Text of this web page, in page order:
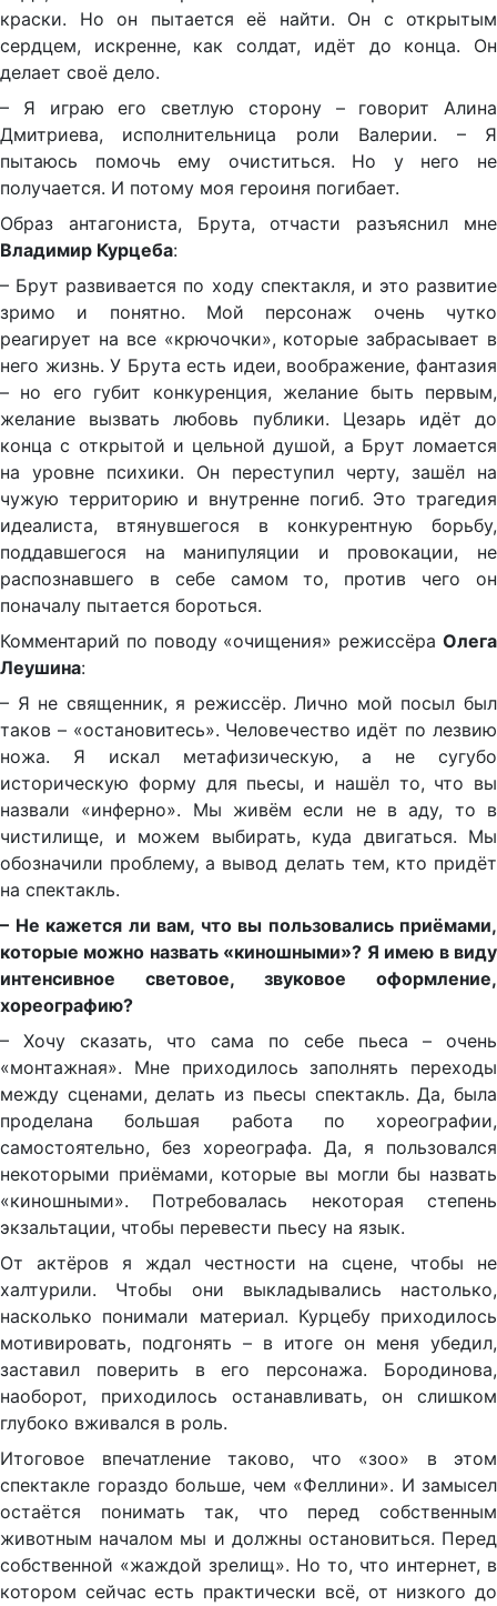
краски. Но он пытается её найти. Он с открытым
сердцем, искренне, как солдат, идёт до конца. Он
делает своё дело.
– Я играю его светлую сторону – говорит Алина
Дмитриева, исполнительница роли Валерии. – Я
пытаюсь помочь ему очиститься. Но у него не
получается. И потому моя героиня погибает.
Образ антагониста, Брута, отчасти разъяснил мне
Владимир Курцеба:
– Брут развивается по ходу спектакля, и это развитие
зримо и понятно. Мой персонаж очень чутко
реагирует на все «крючочки», которые забрасывает в
него жизнь. У Брута есть идеи, воображение, фантазия
– но его губит конкуренция, желание быть первым,
желание вызвать любовь публики. Цезарь идёт до
конца с открытой и цельной душой, а Брут ломается
на уровне психики. Он переступил черту, зашёл на
чужую территорию и внутренне погиб. Это трагедия
идеалиста, втянувшегося в конкурентную борьбу,
поддавшегося на манипуляции и провокации, не
распознавшего в себе самом то, против чего он
поначалу пытается бороться.
Комментарий по поводу «очищения» режиссёра Олега
Леушина:
– Я не священник, я режиссёр. Лично мой посыл был
таков – «остановитесь». Человечество идёт по лезвию
ножа. Я искал метафизическую, а не сугубо
историческую форму для пьесы, и нашёл то, что вы
назвали «инферно». Мы живём если не в аду, то в
чистилище, и можем выбирать, куда двигаться. Мы
обозначили проблему, а вывод делать тем, кто придёт
на спектакль.
– Не кажется ли вам, что вы пользовались приёмами,
которые можно назвать «киношными»? Я имею в виду
интенсивное световое, звуковое оформление,
хореографию?
– Хочу сказать, что сама по себе пьеса – очень
«монтажная». Мне приходилось заполнять переходы
между сценами, делать из пьесы спектакль. Да, была
проделана большая работа по хореографии,
самостоятельно, без хореографа. Да, я пользовался
некоторыми приёмами, которые вы могли бы назвать
«киношными». Потребовалась некоторая степень
экзальтации, чтобы перевести пьесу на язык.
От актёров я ждал честности на сцене, чтобы не
халтурили. Чтобы они выкладывались настолько,
насколько понимали материал. Курцебу приходилось
мотивировать, подгонять – в итоге он меня убедил,
заставил поверить в его персонажа. Бородинова,
наоборот, приходилось останавливать, он слишком
глубоко вживался в роль.
Итоговое впечатление таково, что «зоо» в этом
спектакле гораздо больше, чем «Феллини». И замысел
остаётся понимать так, что перед собственным
животным началом мы и должны остановиться. Перед
собственной «жаждой зрелищ». Но то, что интернет, в
котором сейчас есть практически всё, от низкого до